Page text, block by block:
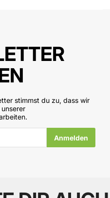
stimmst du zu, dass wir